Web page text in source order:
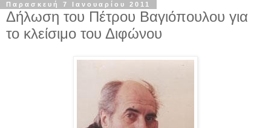
Παρασκευή 7 Ιανουαρίου 2011
Δήλωση του Πέτρου Βαγιόπουλου για
το κλείσιμο του Διφώνου